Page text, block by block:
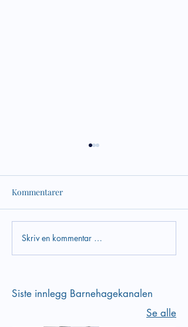
Verktøy i arbeidet med
psykososialt
Kommentarer
Skriv en kommentar …
Siste innlegg Barnehagekanalen
Se alle